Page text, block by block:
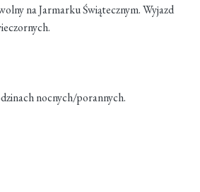
na Jarmarku Świątecznym. Wyjazd
nocnych/porannych.